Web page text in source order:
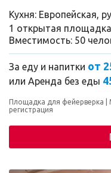
Кухня: Европейская,
1 открытая площадка
Вместимость: 50
За еду и напитки от
или Аренда без еды
Площадка для фейерверка
регистрация